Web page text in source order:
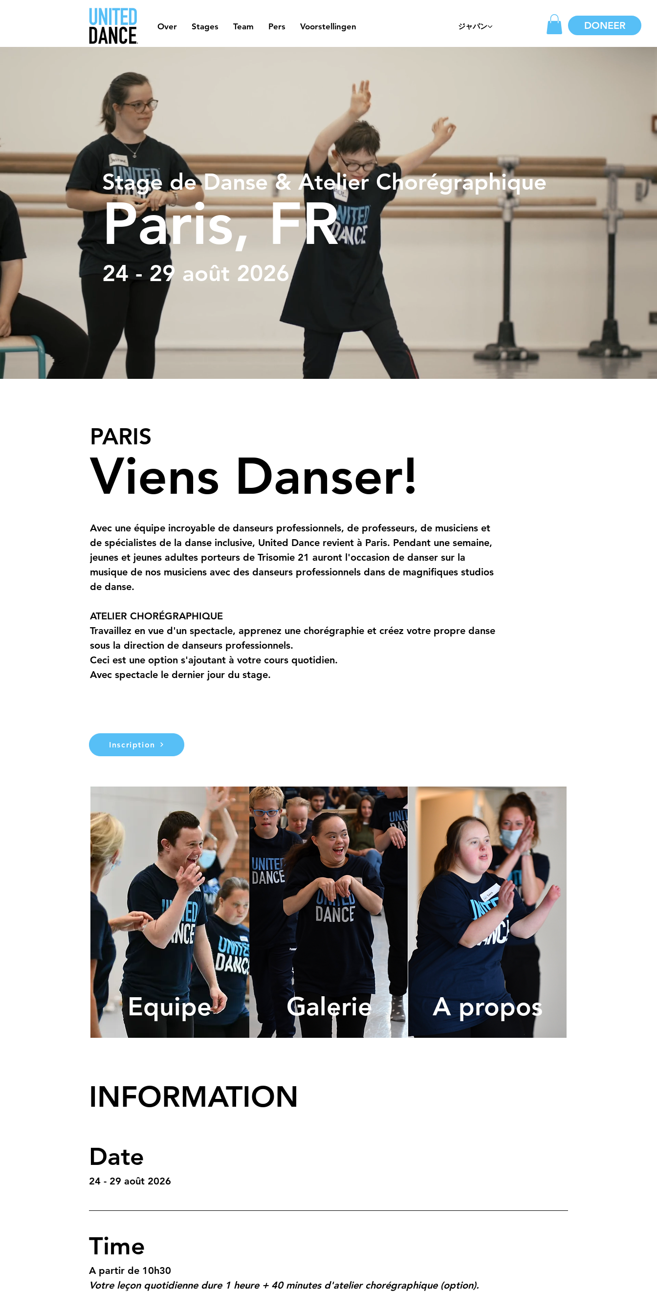
Over Stages Team Pers Voorstellingen ジャパン DONEER
Avec une équipe incroyable de danseurs professionnels, de professeurs, de musiciens et
de spécialistes de la danse inclusive, United Dance revient à Paris. Pendant une semaine,
jeunes et jeunes adultes porteurs de Trisomie 21 auront l'occasion de danser sur la
musique de nos musiciens avec des danseurs professionnels dans de magnifiques studios
de danse.
ATELIER CHORÉGRAPHIQUE
Travaillez en vue d'un spectacle, apprenez une chorégraphie et créez votre propre danse
sous la direction de danseurs professionnels.
Ceci est une option s'ajoutant à votre cours quotidien.
Avec spectacle le dernier jour du stage.
Stage de Danse & Atelier Chorégraphique
Paris, FR
24 - 29 août 2026
PARIS
Viens Danser!
Inscription
Equipe Galerie A propos
INFORMATION
Date
24 - 29 août 2026
Time
A partir de 10h30
Votre leçon quotidienne dure 1 heure + 40 minutes d'atelier chorégraphique (option).